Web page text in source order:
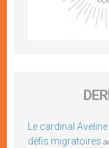
Le cardinal
défis migratoires